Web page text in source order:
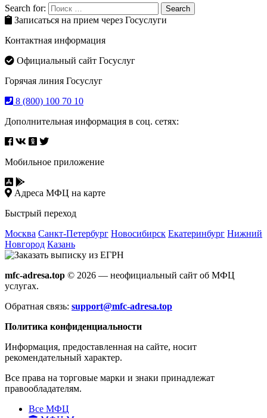
Search for: Search
Записаться на прием через Госуслуги
Контактная информация
Официальный сайт Госуслуг
Горячая линия Госуслуг
8 (800) 100 70 10
Дополнительная информация в соц. сетях:
Мобильное приложение
Адреса МФЦ на карте
Быстрый переход
Москва Санкт-Петербург Новосибирск Екатеринбург Нижний
Новгород Казань
mfc-adresa.top © 2026 — неофициальный сайт об МФЦ
услугах.
Обратная связь: support@mfc-adresa.top
Политика конфиденциальности
Информация, предоставленная на сайте, носит
рекомендательный характер.
Все права на торговые марки и знаки принадлежат
правообладателям.
Все МФЦ